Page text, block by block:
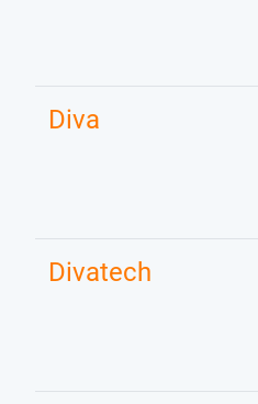
Diva
Divatech